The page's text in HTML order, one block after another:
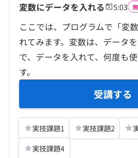
変数にデータを入れる 5:03
ここでは、プログラムで「変
れてみます。変数は、データ
で、データを入れて、何度も
す。
受講する
実技課題1 実技課題2
実技課題4